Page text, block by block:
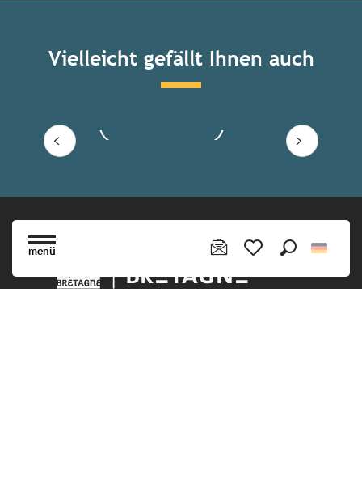
menü
Vielleicht gefällt Ihnen auch
Wandern auf der Insel Belle-Ile